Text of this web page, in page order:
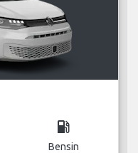
local_gas_station
Bensin